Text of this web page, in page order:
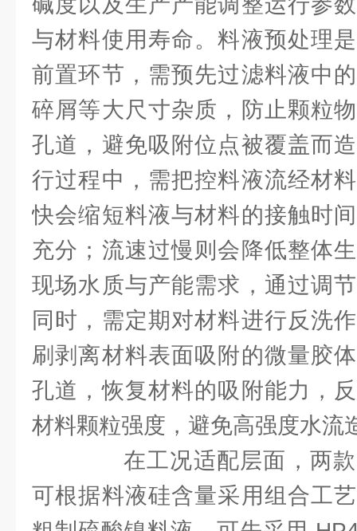
与材料使用寿命。料液预处理
前置环节，需预先过滤料液中
碎屑等大尺寸杂质，防止颗粒
孔道，避免吸附位点被覆盖而
行过程中，需把控料液流经材
快会缩短料液与材料的接触时
充分；流速过慢则会降低整体
现场水质与产能需求，通过调
同时，需定期对材料进行反洗
刷剥离材料表面吸附的微量胶
孔道，恢复材料的吸附能力，
材料颗粒强度，避免高强度水流
在工况适配层面，两款
可根据料液硅含量采用组合工